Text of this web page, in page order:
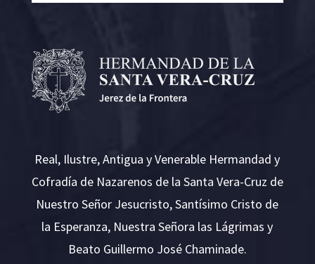
Real, Ilustre, Antigua y Venerable Hermandad y
Cofradía de Nazarenos de la Santa Vera-Cruz de
Nuestro Señor Jesucristo, Santísimo Cristo de
la Esperanza, Nuestra Señora las Lágrimas y
Beato Guillermo José Chaminade.